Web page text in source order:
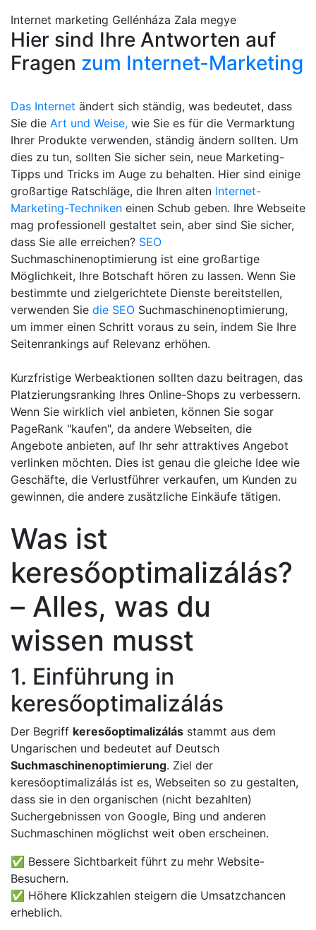
Internet marketing Gellénháza Zala megye
Hier sind Ihre Antworten auf
Fragen zum Internet-Marketing
Das Internet ändert sich ständig, was bedeutet, dass
Sie die Art und Weise, wie Sie es für die Vermarktung
Ihrer Produkte verwenden, ständig ändern sollten. Um
dies zu tun, sollten Sie sicher sein, neue Marketing-
Tipps und Tricks im Auge zu behalten. Hier sind einige
großartige Ratschläge, die Ihren alten Internet-
Marketing-Techniken einen Schub geben. Ihre Webseite
mag professionell gestaltet sein, aber sind Sie sicher,
dass Sie alle erreichen? SEO
Suchmaschinenoptimierung ist eine großartige
Möglichkeit, Ihre Botschaft hören zu lassen. Wenn Sie
bestimmte und zielgerichtete Dienste bereitstellen,
verwenden Sie die SEO Suchmaschinenoptimierung,
um immer einen Schritt voraus zu sein, indem Sie Ihre
Seitenrankings auf Relevanz erhöhen.
Kurzfristige Werbeaktionen sollten dazu beitragen, das
Platzierungsranking Ihres Online-Shops zu verbessern.
Wenn Sie wirklich viel anbieten, können Sie sogar
PageRank "kaufen", da andere Webseiten, die
Angebote anbieten, auf Ihr sehr attraktives Angebot
verlinken möchten. Dies ist genau die gleiche Idee wie
Geschäfte, die Verlustführer verkaufen, um Kunden zu
gewinnen, die andere zusätzliche Einkäufe tätigen.
Was ist
keresőoptimalizálás?
– Alles, was du
wissen musst
1. Einführung in
keresőoptimalizálás
Der Begriff keresőoptimalizálás stammt aus dem
Ungarischen und bedeutet auf Deutsch
Suchmaschinenoptimierung. Ziel der
keresőoptimalizálás ist es, Webseiten so zu gestalten,
dass sie in den organischen (nicht bezahlten)
Suchergebnissen von Google, Bing und anderen
Suchmaschinen möglichst weit oben erscheinen.
✅ Bessere Sichtbarkeit führt zu mehr Website-
Besuchern.
✅ Höhere Klickzahlen steigern die Umsatzchancen
erheblich.